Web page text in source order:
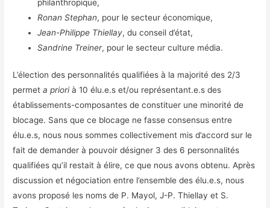
philanthropique,
Ronan Stephan, pour le secteur économique,
Jean-Philippe Thiellay, du conseil d’état,
Sandrine Treiner, pour le secteur culture média.
L’élection des personnalités qualifiées à la majorité des 2/3
permeta priorià 10 élu.e.s et/ou représentant.e.s des
établissements-composantes de constituer une minorité de
blocage. Sans que ce blocage ne fasse consensus entre
élu.e.s, nous nous sommes collectivement mis d’accord sur le
fait de demander à pouvoir désigner 3 des 6 personnalités
qualifiées qu’il restait à élire, ce que nous avons obtenu. Après
discussion et négociation entre l’ensemble des élu.e.s, nous
avons proposé les noms de P. Mayol, J-P. Thiellay et S.